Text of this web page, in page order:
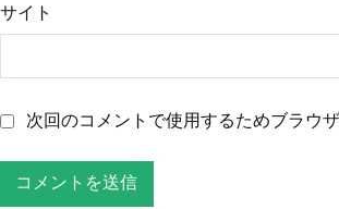
サイト
次回のコメントで使用するためブラウ